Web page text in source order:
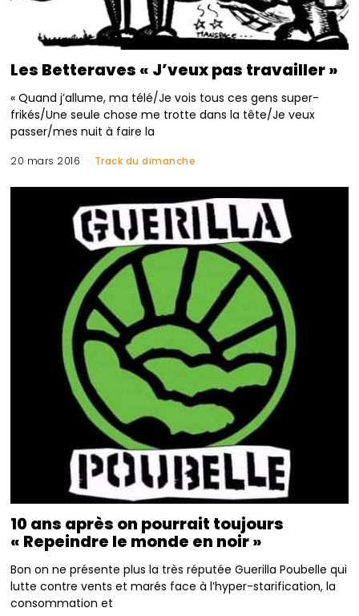
Les Betteraves « J’veux pas travailler »
« Quand j’allume, ma télé/Je vois tous ces gens super-
frikés/Une seule chose me trotte dans la tête/Je veux
passer/mes nuit à faire la
20 mars 2016 Track du dimanche
10 ans après on pourrait toujours
« Repeindre le monde en noir »
Bon on ne présente plus la très réputée Guerilla Poubelle qui
lutte contre vents et marés face à l’hyper-starification, la
consommation et